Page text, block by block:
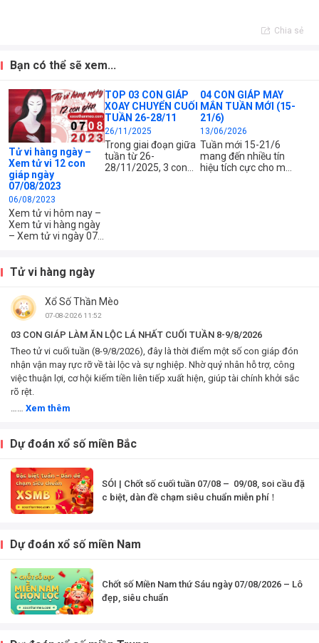
Chia sẻ
Bạn có thể sẽ xem...
Tử vi hàng ngày –
Xem tử vi 12 con
giáp ngày
07/08/2023
06/08/2023
Xem tử vi hôm nay –
Xem tử vi hàng ngày
– Xem tử vi ngày 07
Xem tử vi chi tiết 12
con giáp – tuổi Tý,
Sửu, Dần, Mão, Thìn,
Tị, Ngọ, Mùi, Thân,
Dậu, Tuất, Hợi – Xem
công việc, tài chính
và...
TOP 03 CON GIÁP
XOAY CHUYỂN CUỐI
TUẦN 26-28/11
26/11/2025
Trong giai đoạn giữa
tuần từ 26-
28/11/2025, 3 con
04 CON GIÁP MAY
MẮN TUẦN MỚI (15-
21/6)
13/06/2026
Tuần mới 15-21/6
mang đến nhiều tín
hiệu tích cực cho một
Tử vi hàng ngày
Xổ Số Thần Mèo
07-08-2026 11:52
03 CON GIÁP LÀM ĂN LỘC LÁ NHẤT CUỐI TUẦN 8-9/8/2026
Theo tử vi cuối tuần (8-9/8/2026), đây là thời điểm một số con giáp đón
nhận vận may rực rỡ về tài lộc và sự nghiệp. Nhờ quý nhân hỗ trợ, công
việc thuận lợi, cơ hội kiếm tiền liên tiếp xuất hiện, giúp tài chính khởi sắc
rõ rệt.
Xem thêm
Dự đoán xổ số miền Bắc
SÓI | Chốt số cuối tuần 07/08 – 09/08, soi cầu đặ
c biệt, dàn đề chạm siêu chuẩn miễn phí！
Dự đoán xổ số miền Nam
Chốt số Miền Nam thứ Sáu ngày 07/08/2026 – Lô
đẹp, siêu chuẩn